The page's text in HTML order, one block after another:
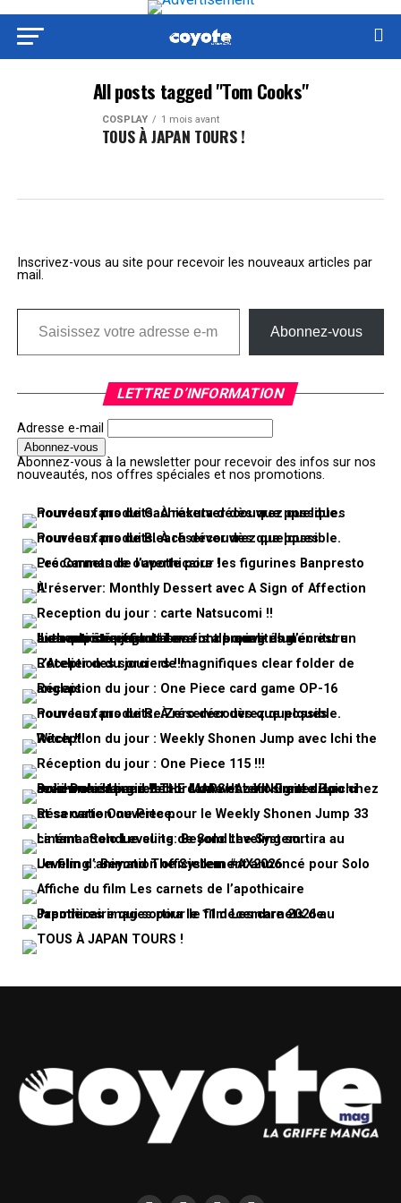
All posts tagged "Tom Cooks"
COSPLAY 1 mois avant
TOUS À JAPAN TOURS !
Inscrivez-vous au site pour recevoir les nouveaux articles par
mail.
Saisissez votre adresse e-mail…
Abonnez-vous
LETTRE D’INFORMATION
Adresse e-mail
Abonnez-vous à la newsletter pour recevoir des infos sur nos
nouveautés, nos offres spéciales et nos promotions.